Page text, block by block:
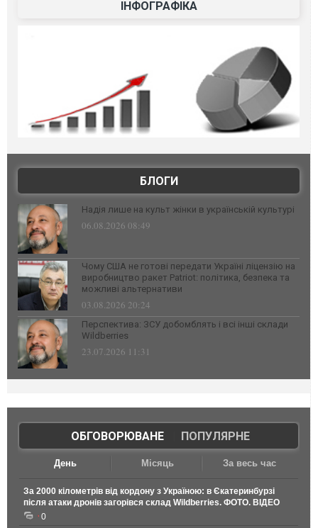
ІНФОГРАФІКА
БЛОГИ
Надія лише на культ жінки в українській культурі
06.08.2026 08:49
Чому США не готові передати Україні ліцензію на
виробництво ракет Patriot: політика, безпека та
можливі альтернативи
03.08.2026 20:24
Перспектива: ЗСУ добомблять і всі інші склади
Wildberries
23.07.2026 11:31
ОБГОВОРЮВАНЕ| ПОПУЛЯРНЕ
День Місяць За весь час
За 2000 кілометрів від кордону з Україною: в Єкатеринбурзі
після атаки дронів загорівся склад Wildberries. ФОТО. ВІДЕО
0